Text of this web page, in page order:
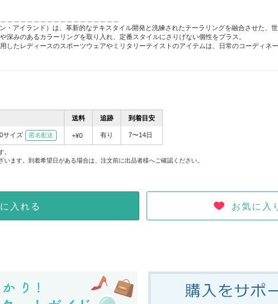
・アイランド）は、革新的なテキスタイル開発と洗練されたテーラリングを融合させた、
深みのあるカラーリングを取り入れ、定番スタイルにさりげない個性をプラス。
したレディースのスポーツウェアやミリタリーテイストのアイテムは、日常のコーディネ
送料 追跡 到着目安
サイズ 匿名配送 +¥0 有り 7〜14日
。
ます。到着希望日がある場合は、注文前に出品者様へご確認ください。
入れる お気に入